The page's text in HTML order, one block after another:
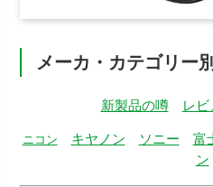
メーカ・カテゴリー
新製品の噂 レビ
ニコン キヤノン ソニー 富
ン